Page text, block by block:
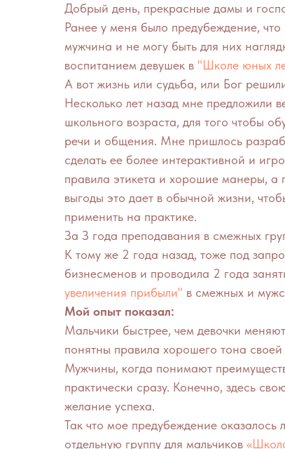
Добрый день, прекрасные дамы и
Ранее у меня было предубеждение,
мужчина и не могу быть для них
воспитанием девушек в "Школе юных
А вот жизнь или судьба, или Бог
Несколько лет назад мне предложили
школьного возраста, для того чтобы
речи и общения. Мне пришлось
сделать ее более интерактивной и
правила этикета и хорошие манеры, а
выгоды это дает в обычной жизни,
применить на практике.
За З года преподавания в смежных
К тому же 2 года назад, тоже под
бизнесменов и проводила 2 года
увеличения прибыли" в смежных и
Мой опыт показал:
Мальчики быстрее, чем девочки
понятны правила хорошего тона
Мужчины, когда понимают
практически сразу. Конечно, здесь
желание успеха.
Так что мое предубеждение
отдельную группу для мальчиков